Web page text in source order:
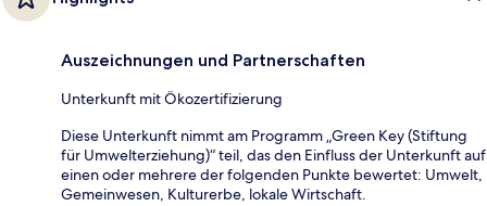
Auszeichnungen und Partnerschaften
Unterkunft mit Ökozertifizierung
Diese Unterkunft nimmt am Programm „Green Key (Stiftung
für Umwelterziehung)“ teil, das den Einfluss der Unterkunft auf
einen oder mehrere der folgenden Punkte bewertet: Umwelt,
Gemeinwesen, Kulturerbe, lokale Wirtschaft.